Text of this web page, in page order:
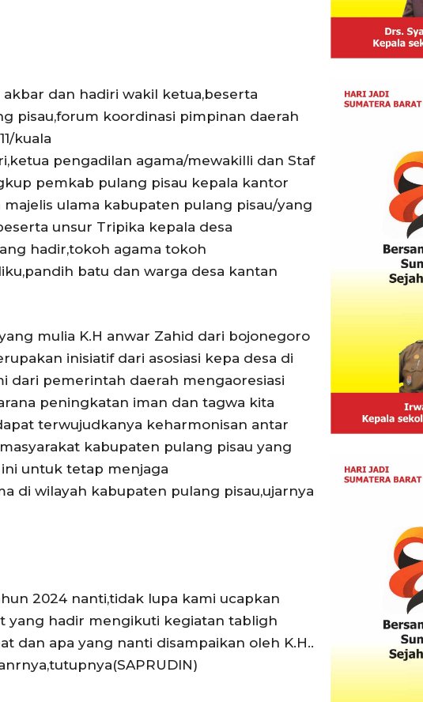
dan hadiri wakil ketua,beserta
pisau,forum koordinasi pimpinan daerah
kuala
pengadilan agama/mewakilli dan Staf
pemkab pulang pisau kepala kantor
ulama kabupaten pulang pisau/yang
unsur Tripika kepala desa
hadir,tokoh agama tokoh
batu dan warga desa kantan
mulia K.H anwar Zahid dari bojonegoro
inisiatif dari asosiasi kepa desa di
dari pemerintah daerah mengaoresiasi
peningkatan iman dan tagwa kita
terwujudkanya keharmonisan antar
kabupaten pulang pisau yang
untuk tetap menjaga
di wilayah kabupaten pulang pisau,ujarnya
2024 nanti,tidak lupa kami ucapkan
yang hadir mengikuti kegiatan tabligh
dan apa yang nanti disampaikan oleh K.H..